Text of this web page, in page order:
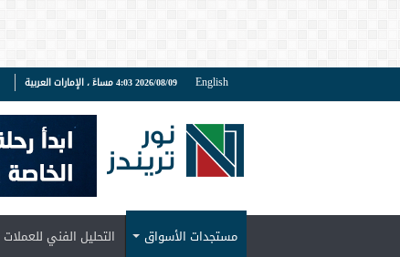
English 2026/08/09 4:03 مساءً ، الإمارات العربية
مستجدات الأسواق التحليل الفني للعملات